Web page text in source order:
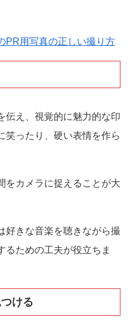
PR用写真の正しい撮り方
伝え、視覚的に魅力的な印
笑ったり、硬い表情を作ら
をカメラに捉えることが大
好きな音楽を聴きながら撮
るための工夫が役立ちま
ける